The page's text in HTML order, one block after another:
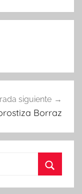
siguiente
Borraz